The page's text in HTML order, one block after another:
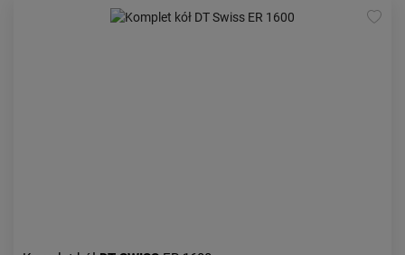
od najwyższej